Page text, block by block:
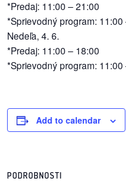
nás
autorské
zázemie
reklama
*Predaj: 11:00 – 21:00
*Sprievodný program: 11:00
Nedeľa, 4. 6.
*Predaj: 11:00 – 18:00
*Sprievodný program: 11:00
Add to calendar
PODROBNOSTI